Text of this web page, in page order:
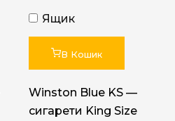
Ящик
В Кошик
Winston Blue KS —
сигарети King Size